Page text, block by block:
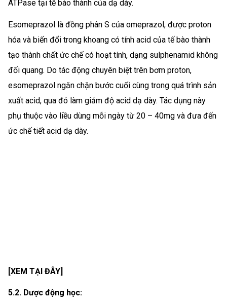
ATPase tại tế bào thành của dạ dày.
Esomeprazol là đồng phân S của omeprazol, được proton
hóa và biến đổi trong khoang có tính acid của tế bào thành
tạo thành chất ức chế có hoạt tính, dạng sulphenamid không
đối quang. Do tác động chuyên biệt trên bơm proton,
esomeprazol ngăn chặn bước cuối cùng trong quá trình sản
xuất acid, qua đó làm giảm độ acid dạ dày. Tác dụng này
phụ thuộc vào liều dùng mỗi ngày từ 20 – 40mg và đưa đến
ức chế tiết acid dạ dày.
[XEM TẠI ĐÂY]
5.2. Dược động học: